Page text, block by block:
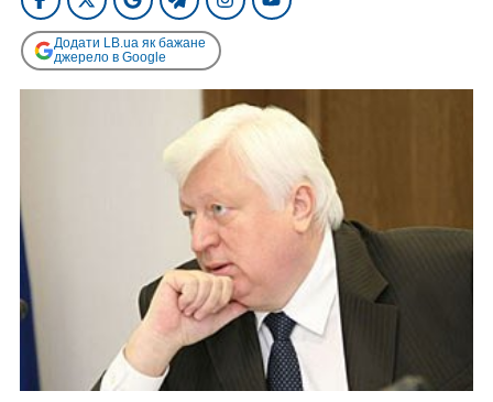
Додати LB.ua як бажане
джерело в Google